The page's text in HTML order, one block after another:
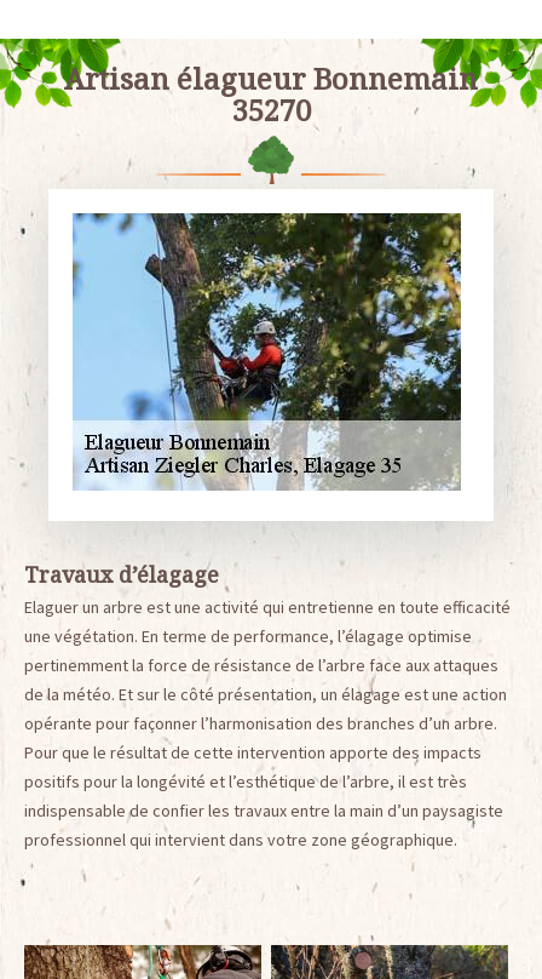
Artisan élagueur Bonnemain
35270
Travaux d’élagage
Elaguer un arbre est une activité qui entretienne en toute efficacité
une végétation. En terme de performance, l’élagage optimise
pertinemment la force de résistance de l’arbre face aux attaques
de la météo. Et sur le côté présentation, un élagage est une action
opérante pour façonner l’harmonisation des branches d’un arbre.
Pour que le résultat de cette intervention apporte des impacts
positifs pour la longévité et l’esthétique de l’arbre, il est très
indispensable de confier les travaux entre la main d’un paysagiste
professionnel qui intervient dans votre zone géographique.